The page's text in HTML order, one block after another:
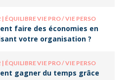
| ÉQUILIBRE VIE PRO / VIE PERSO
faire des économies en
votre organisation ?
| ÉQUILIBRE VIE PRO / VIE PERSO
gagner du temps grâce